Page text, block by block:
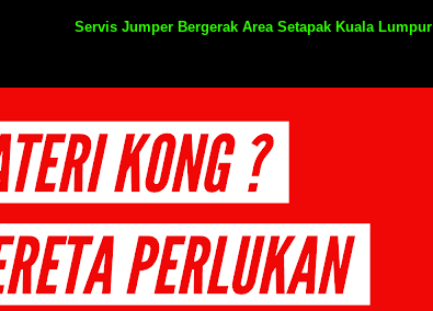
Servis Jumper Bergerak Area Setapak Kuala Lumpur